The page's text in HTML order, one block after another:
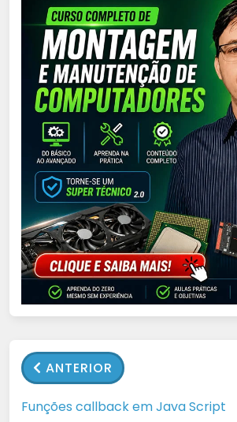
ANTERIOR
Funções callback em Java Script